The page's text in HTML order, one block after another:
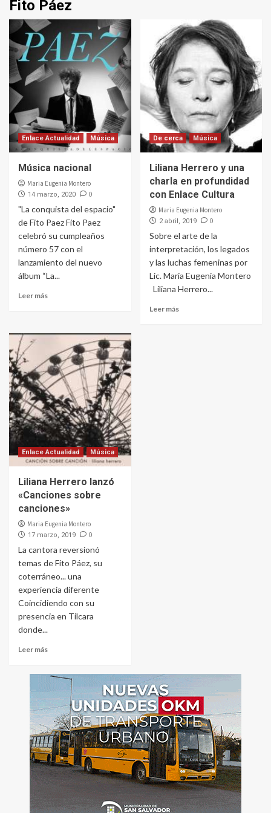
Fito Páez
Enlace Actualidad Música
Música nacional
Maria Eugenia Montero
14 marzo, 2020 0
"La conquista del espacio"
de Fito Paez Fito Paez
celebró su cumpleaños
número 57 con el
lanzamiento del nuevo
álbum “La...
Leer más
De cerca Música
Liliana Herrero y una
charla en profundidad
con Enlace Cultura
Maria Eugenia Montero
2 abril, 2019 0
Sobre el arte de la
interpretación, los legados
y las luchas femeninas por
Lic. María Eugenia Montero
Liliana Herrero...
Leer más
Enlace Actualidad Música
Liliana Herrero lanzó
«Canciones sobre
canciones»
Maria Eugenia Montero
17 marzo, 2019 0
La cantora reversionó
temas de Fito Páez, su
coterráneo... una
experiencia diferente
Coincidiendo con su
presencia en Tilcara
donde...
Leer más